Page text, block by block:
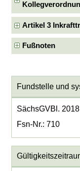
Artikel 3
Fußnoten
Fundstelle und
SächsGVBl.
Fsn-Nr.: 710